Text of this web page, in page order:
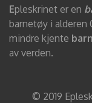
Epleskrinet er en
barnetøy i alderen
mindre kjente
av verden.
© 2019